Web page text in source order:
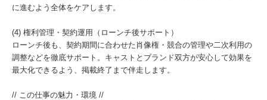
に進むよう全体をケアします。
(4) 権利管理・契約運用（ローンチ後サポート）
ローンチ後も、契約期間に合わせた肖像権・競合の管理や二次利用の
調整などを徹底サポート。キャストとブランド双方が安心して効果を
最大化できるよう、掲載終了まで伴走します。
// この仕事の魅力・環境 //